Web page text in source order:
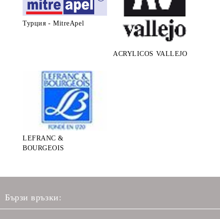
Турция - MitreApel
ACRYLICOS VALLEJO
LEFRANC &
BOURGEOIS
Бързи връзки: